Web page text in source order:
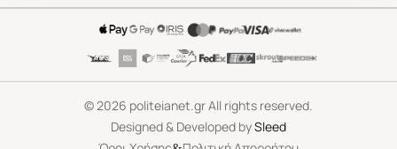
©2026 politeianet.gr All rights reserved.
Designed & Developed bySleed